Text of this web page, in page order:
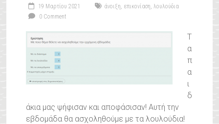
19 Μαρτίου 2021 άνοιξη, επικονίαση,λουλούδια
0 Comment
Τ
α
π
α
ι
δ
άκια μας ψήφισαν και αποφάσισαν! Αυτή την
εβδομάδα θα ασχοληθούμε με τα λουλούδια!